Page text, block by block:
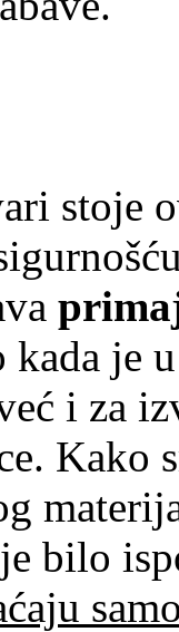
stoje
kada je
i za
Kako
bilo